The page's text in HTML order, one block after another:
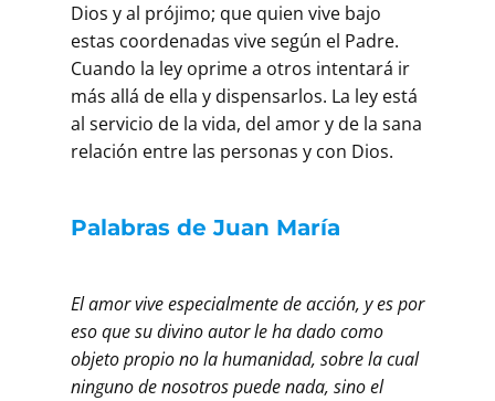
Dios y al prójimo; que quien vive bajo
estas coordenadas vive según el Padre.
Cuando la ley oprime a otros intentará ir
más allá de ella y dispensarlos. La ley está
al servicio de la vida, del amor y de la sana
relación entre las personas y con Dios.
Palabras de Juan María
El amor vive especialmente de acción, y es por
eso que su divino autor le ha dado como
objeto propio no la humanidad, sobre la cual
ninguno de nosotros puede nada, sino el